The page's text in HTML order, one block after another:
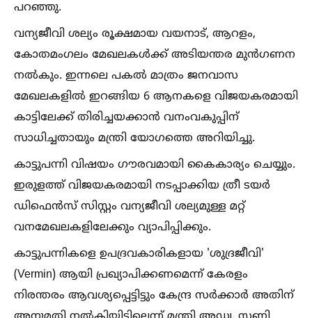
പറഞ്ഞു.
വന്യജീവി ശല്യം രൂക്ഷമായ വയനാട്, ആറളം,
കോതമംഗലം മേഖലകള്‍ക്ക് അടിയന്തര മുൻഗണന
നല്‍കും. ഇന്നലെ പകല്‍ മാത്രം ജനവാസ
മേഖലകളില്‍ ഇറങ്ങിയ 6 ആനകളെ വിജയകരമായി
കാട്ടിലേക്ക് തിരിച്ചയക്കാൻ വനംവകുപ്പിന്
സാധിച്ചതായും മന്ത്രി യോഗത്തെ അറിയിച്ചു.
കാട്ടുപന്നി വിഷയം ഗൗരവമായി കൈകാര്യം ചെയ്യും.
ഇരുളത്ത് വിജയകരമായി നടപ്പാക്കിയ ത്രീ ടയർ
ഡിഫെൻസ് സിസ്റ്റം വന്യജീവി ശല്യമുള്ള മറ്റ്
വനമേഖലകളിലേക്കും വ്യാപിപ്പിക്കും.
കാട്ടുപന്നികളെ ഉപദ്രവകാരികളായ 'ശുദ്രജീവി'
(Vermin) ആയി പ്രഖ്യാപിക്കണമെന്ന് കേരളം
നിരന്തരം ആവശ്യപ്പെട്ടിട്ടും കേന്ദ്ര സർക്കാർ അതിന്